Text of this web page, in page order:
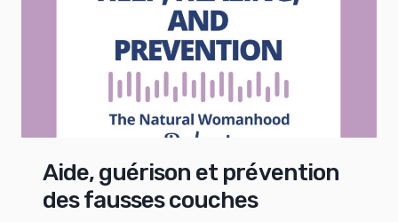
Aide, guérison et prévention
des fausses couches